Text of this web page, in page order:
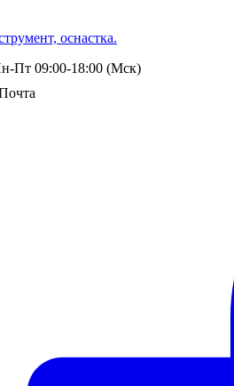
оснастка.
Пт 09:00-18:00 (Мск)